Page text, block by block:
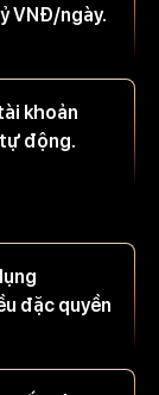
VNĐ/ngày.
khoản
động.
đặc quyền